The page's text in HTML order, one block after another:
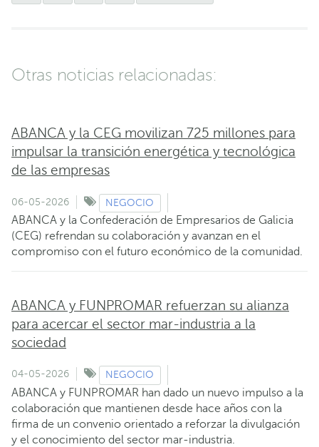
Otras noticias relacionadas:
ABANCA y la CEG movilizan 725 millones para
impulsar la transición energética y tecnológica
de las empresas
06-05-2026 NEGOCIO
ABANCA y la Confederación de Empresarios de Galicia
(CEG) refrendan su colaboración y avanzan en el
compromiso con el futuro económico de la comunidad.
ABANCA y FUNPROMAR refuerzan su alianza
para acercar el sector mar-industria a la
sociedad
04-05-2026 NEGOCIO
ABANCA y FUNPROMAR han dado un nuevo impulso a la
colaboración que mantienen desde hace años con la
firma de un convenio orientado a reforzar la divulgación
y el conocimiento del sector mar-industria.